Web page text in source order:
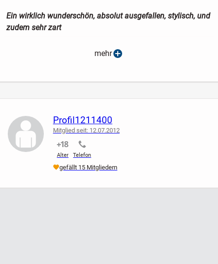
Ein wirklich wunderschön, absolut ausgefallen, stylisch, und
zudem sehr zart
Rollkragen- PULLOVER * MICROSHIRT
** COLOURS OF THE WORLD **
Größe 40- 42/ M * Oversize
mehr
Profil1211400
Mitglied seit: 12.07.2012
Alter
nicht verifiziert
Telefon
nicht verifiziert
gefällt 15 Mitgliedern